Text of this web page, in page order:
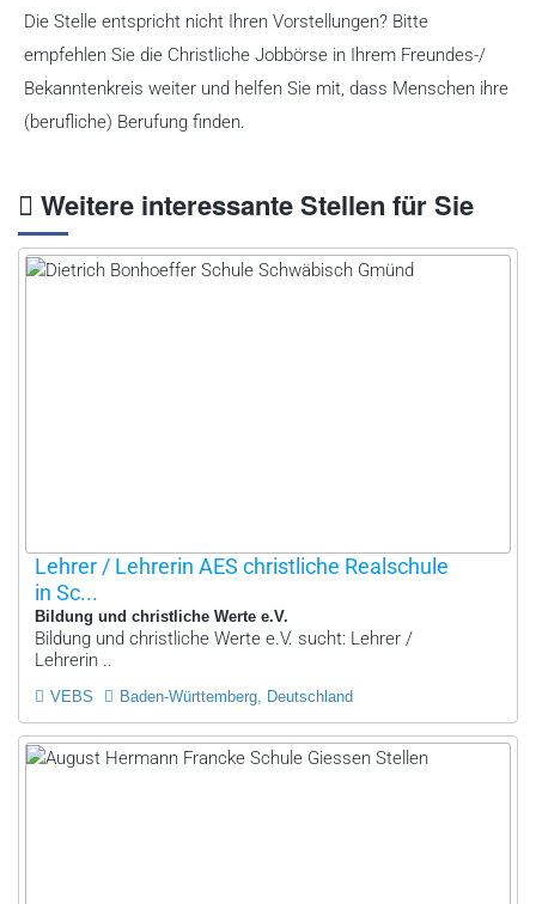
Die Stelle entspricht nicht Ihren Vorstellungen? Bitte
empfehlen Sie die Christliche Jobbörse in Ihrem Freundes-/
Bekanntenkreis weiter und helfen Sie mit, dass Menschen ihre
(berufliche) Berufung finden.
Weitere interessante Stellen für Sie
Lehrer / Lehrerin AES christliche Realschule
in Sc...
Bildung und christliche Werte e.V.
Bildung und christliche Werte e.V. sucht: Lehrer /
Lehrerin ..
VEBS Baden-Württemberg, Deutschland